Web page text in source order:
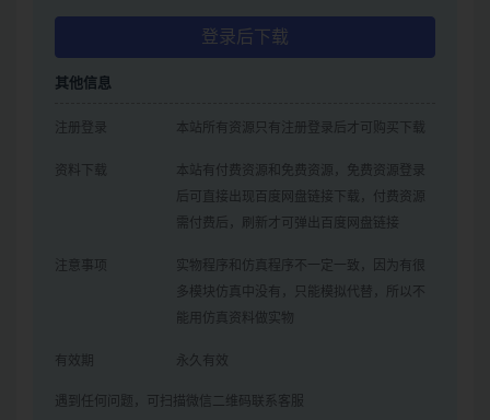
登录后下载
其他信息
注册登录 本站所有资源只有注册登录后才可购买下载
资料下载
本站有付费资源和免费资源，免费资源登录
后可直接出现百度网盘链接下载，付费资源
需付费后，刷新才可弹出百度网盘链接
注意事项
实物程序和仿真程序不一定一致，因为有很
多模块仿真中没有，只能模拟代替，所以不
能用仿真资料做实物
有效期 永久有效
遇到任何问题，可扫描微信二维码联系客服